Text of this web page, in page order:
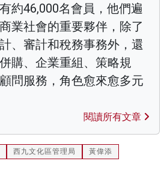
約46,000名會員，他們遍
業社會的重要夥伴，除了
、審計和稅務事務外，還
購、企業重組、策略規
問服務，角色愈來愈多元
閱讀所有文章
西九文化區管理局 黃偉添